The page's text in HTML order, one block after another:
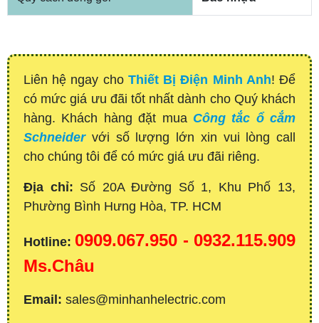
Liên hệ ngay cho Thiết Bị Điện Minh Anh! Để
có mức giá ưu đãi tốt nhất dành cho Quý khách
hàng. Khách hàng đặt mua Công tắc ổ cắm
Schneider với số lượng lớn xin vui lòng call
cho chúng tôi để có mức giá ưu đãi riêng.
Địa chỉ: Số 20A Đường Số 1, Khu Phố 13,
Phường Bình Hưng Hòa, TP. HCM
Hotline: 0909.067.950 - 0932.115.909
Ms.Châu
Email: sales@minhanhelectric.com